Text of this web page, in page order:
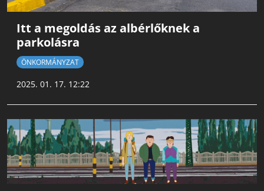
Itt a megoldás az albérlőknek a
parkolásra
ÖNKORMÁNYZAT
2025. 01. 17. 12:22